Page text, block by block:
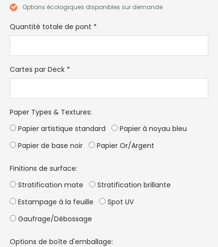
Options écologiques disponibles sur demande
Quantité totale de pont *
Cartes par Deck *
Paper Types & Textures:
Papier artistique standard
Papier à noyau bleu
Papier de base noir
Papier Or/Argent
Finitions de surface:
Stratification mate
Stratification brillante
Estampage à la feuille
Spot UV
Gaufrage/Débossage
Options de boîte d'emballage: